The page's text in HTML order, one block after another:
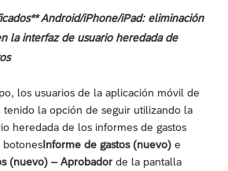
Android/iPhone/iPad: eliminación
la interfaz de usuario heredada de
los usuarios de la aplicación móvil de
tenido la opción de seguir utilizando la
heredada de los informes de gastos
botonesInforme de gastos (nuevo) e
(nuevo) – Aprobador de la pantalla